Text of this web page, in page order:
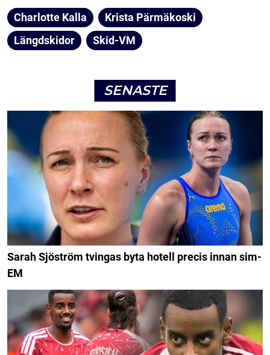
Charlotte Kalla
Krista Pärmäkoski
Längdskidor
Skid-VM
SENASTE
Sarah Sjöström tvingas byta hotell precis innan sim-
EM